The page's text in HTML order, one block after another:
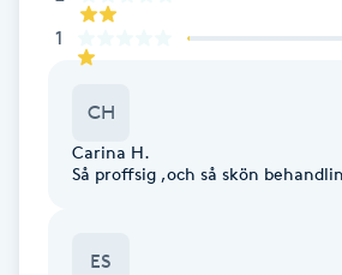
Fotsvamp
Fransar
1
CH
Carina H.
Så proffsig ,och så skön
ES